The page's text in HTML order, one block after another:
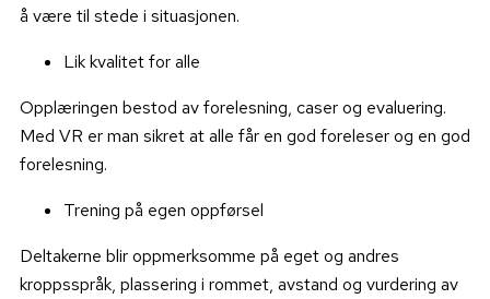
å være til stede i situasjonen.
Lik kvalitet for alle
Opplæringen bestod av forelesning, caser og evaluering.
Med VR er man sikret at alle får en god foreleser og en god
forelesning.
Trening på egen oppførsel
Deltakerne blir oppmerksomme på eget og andres
kroppsspråk, plassering i rommet, avstand og vurdering av